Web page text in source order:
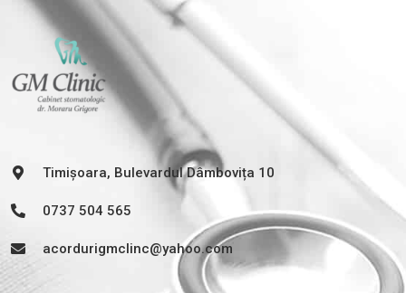
Timișoara, Bulevardul Dâmbovița 10
0737 504 565
acordurigmclinc@yahoo.com